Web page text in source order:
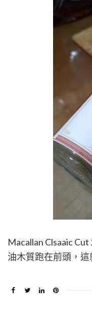
Macallan Clsaaic
油木質跑在前頭，